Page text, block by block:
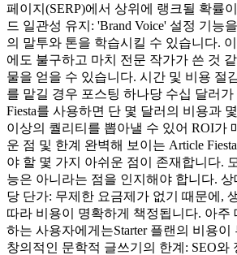
페이지(SERP)에서 상위에 랭크될 확률
드 일관성 유지: 'Brand Voice' 설정 기능
의 말투와 톤을 학습시킬 수 있습니다.
에도 불구하고 마치 전문 작가가 쓴 것
물을 얻을 수 있습니다. 시간 및 비용 절
를 맡길 경우 포스팅 하나당 수십 달러
Fiesta를 사용하면 단 몇 달러의 비용과
이상의 퀄리티를 뽑아낼 수 있어 ROI가
운 점 및 한계 완벽해 보이는 Article
야 할 몇 가지 아쉬운 점이 존재합니다.
능은 아니라는 점을 인지해야 합니다.
당 단가: 무제한 요금제가 없기 때문에,
따라 비용이 명확하게 책정됩니다. 아주
하는 사용자에게는Starter 플랜의 비용이
창의적인 문학적 글쓰기의 한계: SEO와